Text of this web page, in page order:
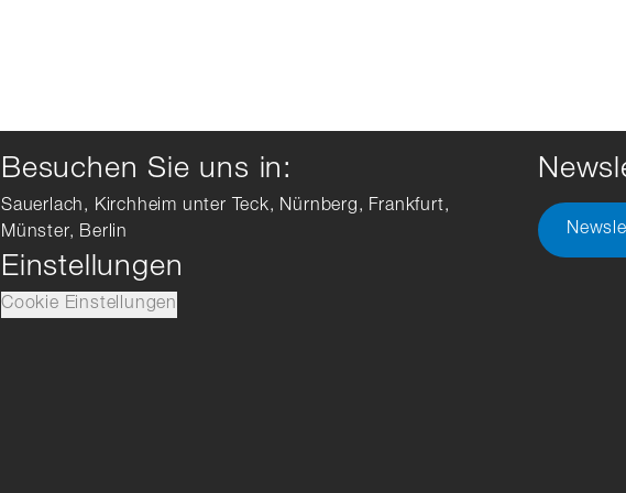
Besuchen Sie uns in:
Sauerlach, Kirchheim unter Teck, Nürnberg, Frankfurt,
Münster, Berlin
Einstellungen
Cookie Einstellungen